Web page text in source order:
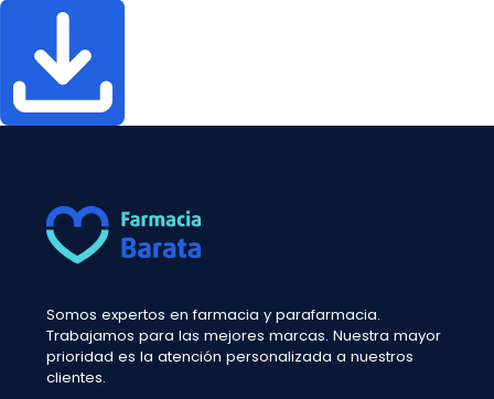
Somos expertos en farmacia y parafarmacia.
Trabajamos para las mejores marcas. Nuestra mayor
prioridad es la atención personalizada a nuestros
clientes.